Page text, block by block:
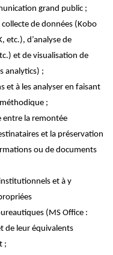
grand public ;
de données (Kobo
etc.), d’analyse de
et de visualisation de
analytics) ;
et à les analyser en faisant
;
entre la remontée
et la préservation
ou de documents
et à y
(MS Office :
de leur équivalents
;